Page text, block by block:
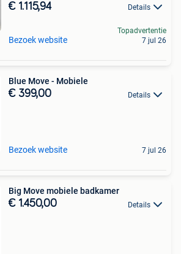
€ 1.115,94 Details
Bezoek website
Topadvertentie
7 jul 26
Blue Move - Mobiele
€ 399,00 Details
Bezoek website 7 jul 26
Big Move mobiele badkamer
€ 1.450,00 Details